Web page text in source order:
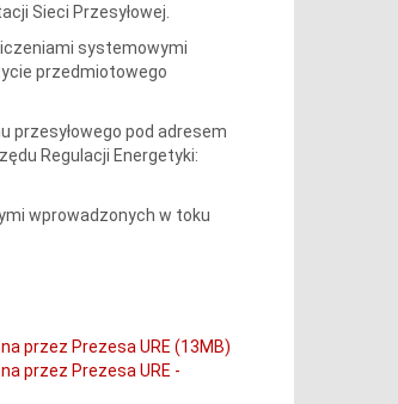
Sieci Przesyłowej.
systemowymi
przedmiotowego
przesyłowego pod adresem
Regulacji Energetyki:
wprowadzonych w toku
przez Prezesa URE (13MB)
przez Prezesa URE -